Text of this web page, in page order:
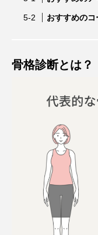
おすすめの
⾻格診断とは？